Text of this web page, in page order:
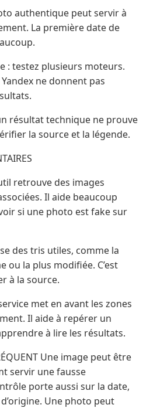
authentique peut servir à
La première date de
: testez plusieurs moteurs.
ne donnent pas
résultat technique ne prouve
la source et la légende.
retrouve des images
Il aide beaucoup
si une photo est fake sur
des tris utiles, comme la
ou la plus modifiée. C’est
à la source.
service met en avant les zones
Il aide à repérer un
à lire les résultats.
Une image peut être
servir une fausse
porte aussi sur la date,
Une photo peut